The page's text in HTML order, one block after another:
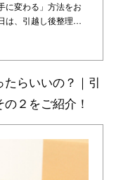
に変わる」方法をお
は、引越し後整理…
たらいいの？｜引
２をご紹介！